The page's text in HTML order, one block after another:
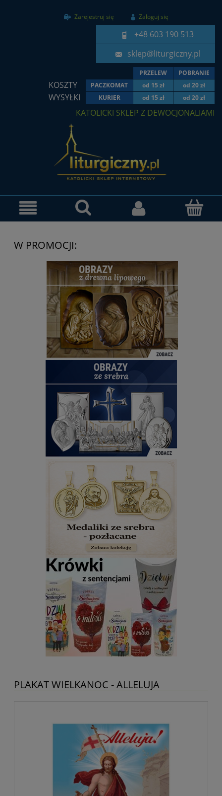
Zarejestruj się Zaloguj się
+48 603 190 513
sklep@liturgiczny.pl
PRZELEW POBRANIE
KOSZTY PACZKOMAT od 15 zł od 20 zł
WYSYŁKI KURIER od 15 zł od 20 zł
KATOLICKI SKLEP Z DEWOCJONALIAMI
W PROMOCJI:
PLAKAT WIELKANOC - ALLELUJA